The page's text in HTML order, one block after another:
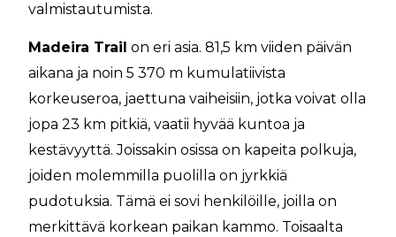
valmistautumista.
Madeira Trail on eri asia. 81,5 km viiden päivän
aikana ja noin 5 370 m kumulatiivista
korkeuseroa, jaettuna vaiheisiin, jotka voivat olla
jopa 23 km pitkiä, vaatii hyvää kuntoa ja
kestävyyttä. Joissakin osissa on kapeita polkuja,
joiden molemmilla puolilla on jyrkkiä
pudotuksia. Tämä ei sovi henkilöille, joilla on
merkittävä korkean paikan kammo. Toisaalta